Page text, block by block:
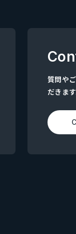
質問や
だきます